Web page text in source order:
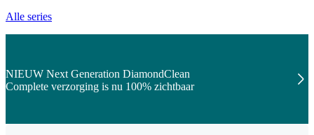
Alle series
NIEUW Next Generation DiamondClean
Complete verzorging is nu 100% zichtbaar